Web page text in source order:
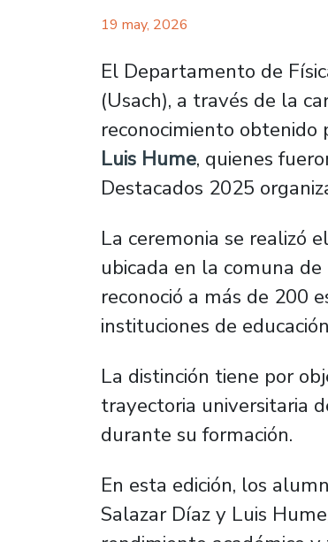
19 may, 2026
El Departamento de
(Usach), a través de la
reconocimiento obtenido
Luis Hume, quienes
Destacados 2025
La ceremonia se realizó
ubicada en la comuna
reconoció a más de 200
instituciones de
La distinción tiene por
trayectoria universitaria
durante su formación.
En esta edición, los
Salazar Díaz y Luis